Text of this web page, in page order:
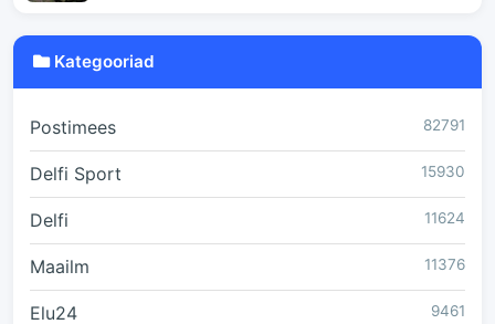
Kategooriad
Postimees 82791
Delfi Sport 15930
Delfi 11624
Maailm 11376
Elu24 9461